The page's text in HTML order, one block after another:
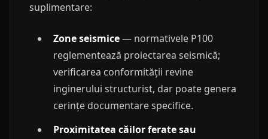
suplimentare:
Zone seismice— normativele P100
reglementează proiectarea seismică;
verificarea conformității revine
inginerului structurist, dar poate genera
cerințe documentare specifice.
Proximitatea căilor ferate sau